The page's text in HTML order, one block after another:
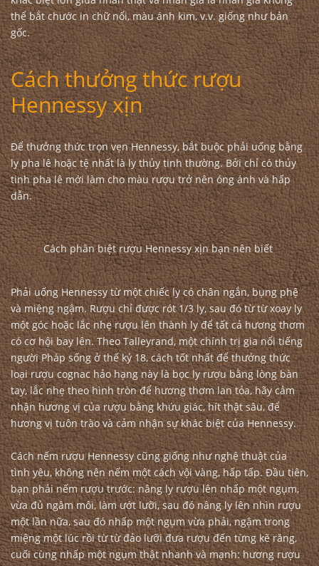
thể bắt chước in chữ nổi, màu ánh kim, v.v. giống như bản
gốc.
Cách thưởng thức rượu
Hennessy xịn
Để thưởng thức trọn vẹn Hennessy, bắt buộc phải uống bằng
ly pha lê hoặc tệ nhất là ly thủy tinh thường. Bởi chỉ có thủy
tinh pha lê mới làm cho màu rượu trở nên óng ánh và hấp
dẫn.
Cách phân biệt rượu Hennessy xịn bạn nên biết
Phải uống Hennessy từ một chiếc ly có chân ngắn, bụng phệ
và miệng ngậm. Rượu chỉ được rót 1/3 ly, sau đó từ từ xoay ly
một góc hoặc lắc nhẹ rượu lên thành ly để tất cả hương thơm
có cơ hội bay lên. Theo Talleyrand, một chính trị gia nổi tiếng
người Pháp sống ở thế kỷ 18, cách tốt nhất để thưởng thức
loại rượu cognac hảo hạng này là bọc ly rượu bằng lòng bàn
tay, lắc nhẹ theo hình tròn để hương thơm lan tỏa, hãy cảm
nhận hương vị của rượu bằng khứu giác, hít thật sâu, để
hương vị tuôn trào và cảm nhận sự khác biệt của Hennessy.
Cách nếm rượu Hennessy cũng giống như nghệ thuật của
tình yêu, không nên nếm một cách vội vàng, hấp tấp. Đầu tiên,
bạn phải nếm rượu trước: nâng ly rượu lên nhấp một ngụm,
vừa đủ ngâm môi, làm ướt lưỡi, sau đó nâng ly lên nhìn rượu
một lần nữa, sau đó nhấp một ngụm vừa phải, ngậm trong
miệng một lúc rồi từ từ đảo lưỡi đưa rượu đến từng kẽ răng,
cuối cùng nhấp một ngụm thật nhanh và mạnh: hương rượu